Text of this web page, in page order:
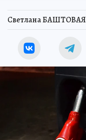
Светлана БАШТОВАЯ